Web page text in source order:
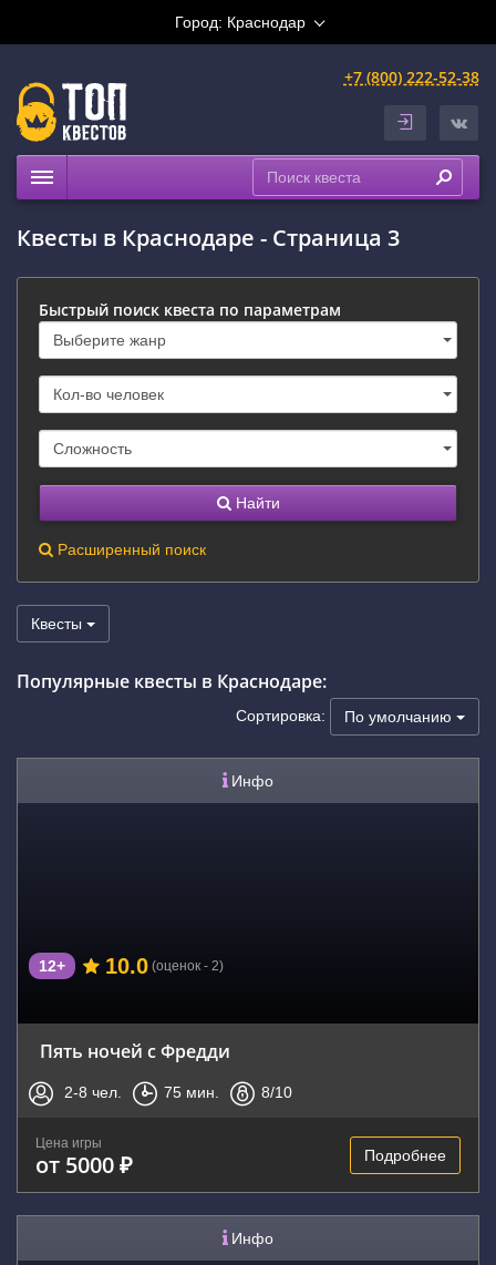
Город: Краснодар
+7 (800) 222-52-38
Выездные
Расписание
Рейтинги
На карте
Квесты в Краснодаре - Страница 3
Быстрый поиск квеста по параметрам
Найти
Расширенный поиск
Квесты
Популярные квесты в Краснодаре:
Сортировка: По умолчанию
Инфо
12+ 10.0 (оценок - 2)
Пять ночей с Фредди
2-8 чел. 75 мин. 8/10
Цена игры
от 5000 ₽ Подробнее
Инфо